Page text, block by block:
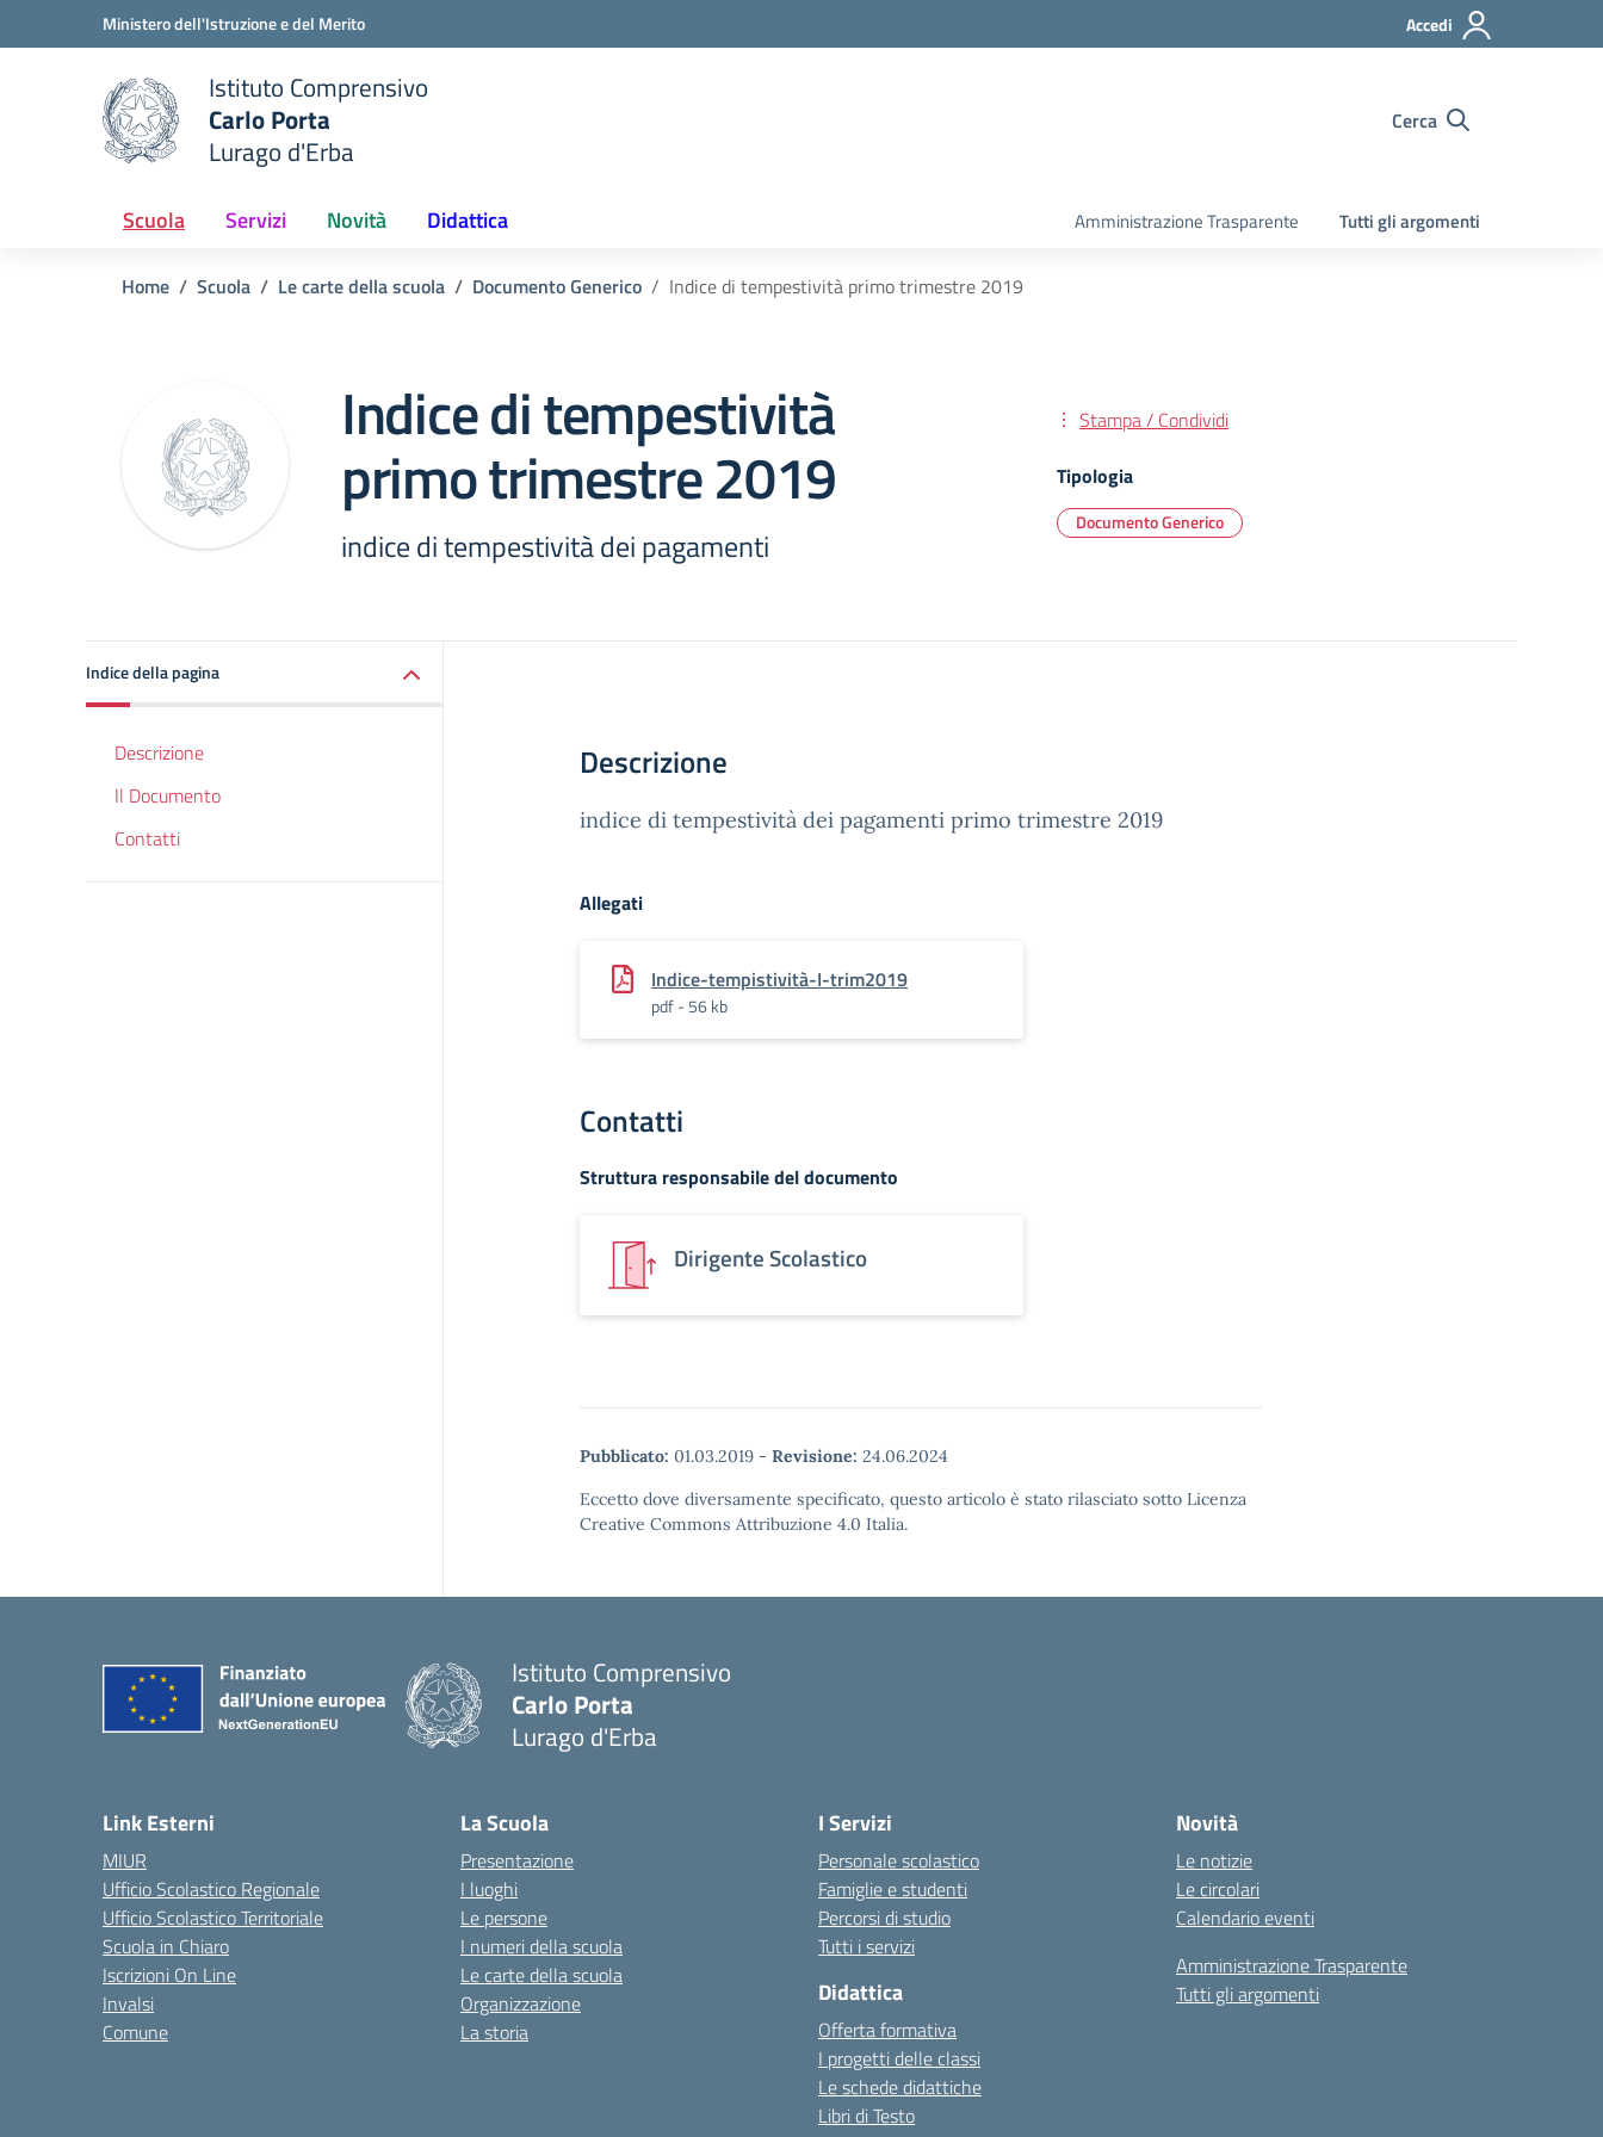
Vai ai contenuti
Vai al menu di navigazioneMinistero dell'Istruzione e del Merito Accedi
scuola
Istituto Comprensivo
Carlo Porta
Lurago d'Erba
Cerca
Scuola Servizi Novità Didattica Amministrazione Trasparente Tutti gli argomenti
Home Scuola Le carte della scuola Documento Generico Indice di tempestività primo trimestre 2019
Indice di tempestività
primo trimestre 2019
indice di tempestività dei pagamenti
Stampa / Condividi
Tipologia
Documento Generico
Indice della pagina
Descrizione
Il Documento
Contatti
Descrizione
indice di tempestività dei pagamenti primo trimestre 2019
Allegati
Indice-tempistività-I-trim2019
pdf - 56 kb
Contatti
Struttura responsabile del documento
Dirigente Scolastico
Pubblicato: 01.03.2019 - Revisione: 24.06.2024
Eccetto dove diversamente specificato, questo articolo è stato rilasciato sotto Licenza
Creative Commons Attribuzione 4.0 Italia.
Istituto Comprensivo
Carlo Porta
Lurago d'Erba
Link Esterni
MIUR
Ufficio Scolastico Regionale
Ufficio Scolastico Territoriale
Scuola in Chiaro
Iscrizioni On Line
Invalsi
Comune
La Scuola
Presentazione
I luoghi
Le persone
I numeri della scuola
Le carte della scuola
Organizzazione
La storia
I Servizi
Personale scolastico
Famiglie e studenti
Percorsi di studio
Tutti i servizi
Didattica
Offerta formativa
I progetti delle classi
Le schede didattiche
Libri di Testo
Novità
Le notizie
Le circolari
Calendario eventi
Amministrazione Trasparente
Tutti gli argomenti